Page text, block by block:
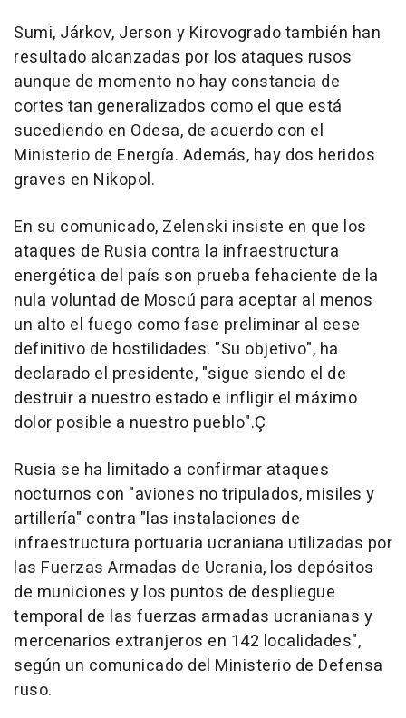
Sumi, Járkov, Jerson y Kirovogrado también han
resultado alcanzadas por los ataques rusos
aunque de momento no hay constancia de
cortes tan generalizados como el que está
sucediendo en Odesa, de acuerdo con el
Ministerio de Energía. Además, hay dos heridos
graves en Nikopol.
En su comunicado, Zelenski insiste en que los
ataques de Rusia contra la infraestructura
energética del país son prueba fehaciente de la
nula voluntad de Moscú para aceptar al menos
un alto el fuego como fase preliminar al cese
definitivo de hostilidades. "Su objetivo", ha
declarado el presidente, "sigue siendo el de
destruir a nuestro estado e infligir el máximo
dolor posible a nuestro pueblo".Ç
Rusia se ha limitado a confirmar ataques
nocturnos con "aviones no tripulados, misiles y
artillería" contra "las instalaciones de
infraestructura portuaria ucraniana utilizadas por
las Fuerzas Armadas de Ucrania, los depósitos
de municiones y los puntos de despliegue
temporal de las fuerzas armadas ucranianas y
mercenarios extranjeros en 142 localidades",
según un comunicado del Ministerio de Defensa
ruso.